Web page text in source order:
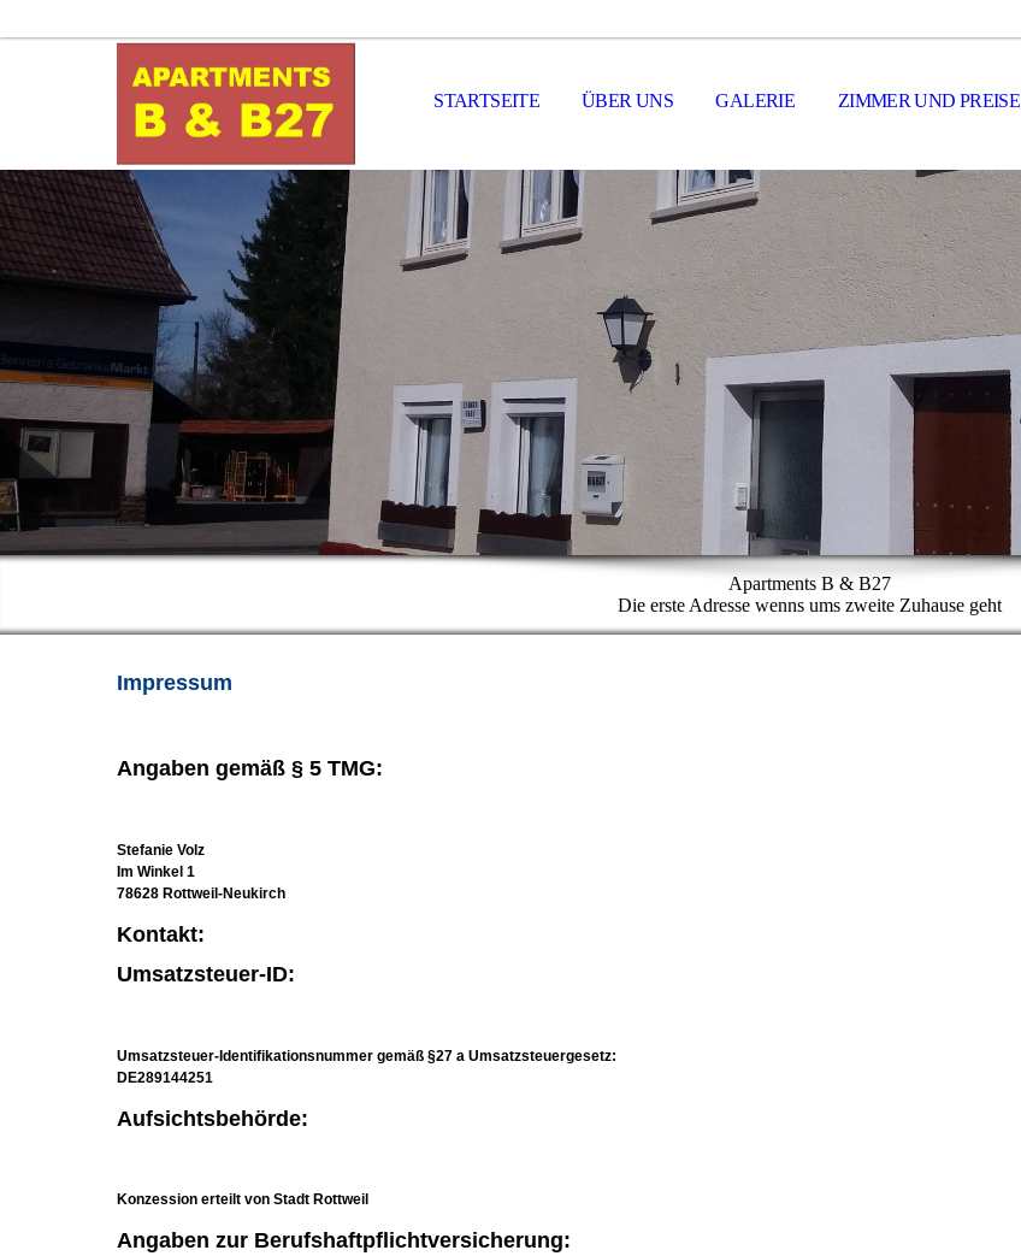
STARTSEITE ÜBER UNS GALERIE ZIMMER UND PREISE
Apartments B & B27
Die erste Adresse wenns ums zweite Zuhause geht
Impressum
Angaben gemäß § 5 TMG:
Stefanie Volz
Im Winkel 1
78628 Rottweil-Neukirch
Kontakt:
Umsatzsteuer-ID:
Umsatzsteuer-Identifikationsnummer gemäß §27 a Umsatzsteuergesetz:
DE289144251
Aufsichtsbehörde:
Konzession erteilt von Stadt Rottweil
Angaben zur Berufshaftpflichtversicherung: